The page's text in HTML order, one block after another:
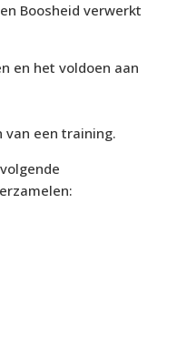
Boosheid verwerkt
en het voldoen aan
van een training.